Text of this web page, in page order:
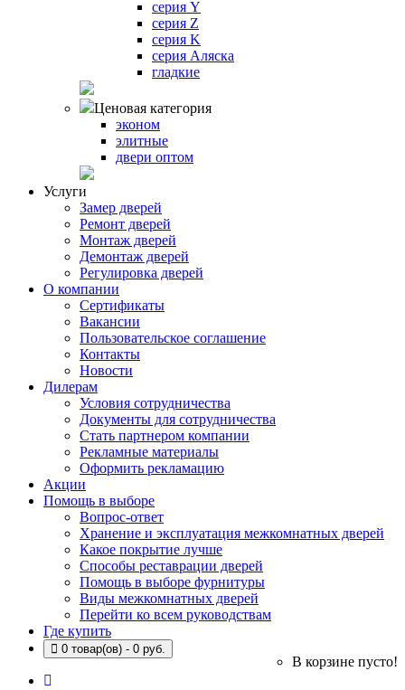
серия Y
серия Z
серия K
серия Аляска
гладкие
Ценовая категория
эконом
элитные
двери оптом
Услуги
Замер дверей
Ремонт дверей
Монтаж дверей
Демонтаж дверей
Регулировка дверей
О компании
Сертификаты
Вакансии
Пользовательское соглашение
Контакты
Новости
Дилерам
Условия сотрудничества
Документы для сотрудничества
Стать партнером компании
Рекламные материалы
Оформить рекламацию
Акции
Помощь в выборе
Вопрос-ответ
Хранение и эксплуатация межкомнатных дверей
Какое покрытие лучше
Способы реставрации дверей
Помощь в выборе фурнитуры
Виды межкомнатных дверей
Перейти ко всем руководствам
Где купить
0 товар(ов) - 0 руб.
В корзине пусто!